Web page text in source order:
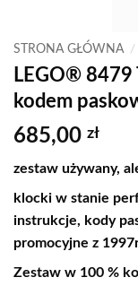
STRONA GŁÓWNA /
LEGO® 8479
kodem
685,00 zł
zestaw używany,
klocki w stanie
instrukcje, kody
promocyjne z
Zestaw w 100 %